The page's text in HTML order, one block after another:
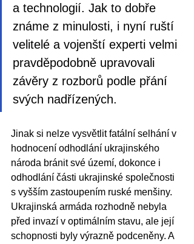
a technologií. Jak to dobře
známe z minulosti, i nyní ruští
velitelé a vojenští experti velmi
pravděpodobně upravovali
závěry z rozborů podle přání
svých nadřízených.
Jinak si nelze vysvětlit fatální selhání v
hodnocení odhodlání ukrajinského
národa bránit své území, dokonce i
odhodlání části ukrajinské společnosti
s vyšším zastoupením ruské menšiny.
Ukrajinská armáda rozhodně nebyla
před invazí v optimálním stavu, ale její
schopnosti byly výrazně podceněny. A